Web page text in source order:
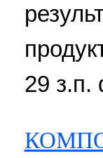
29 з.п.